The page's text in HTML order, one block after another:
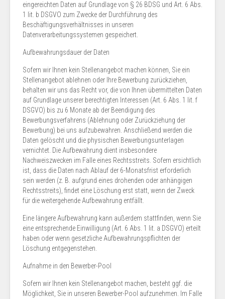
eingereichten Daten auf Grundlage von § 26 BDSG und Art. 6 Abs.
1 lit. b DSGVO zum Zwecke der Durchführung des
Beschäftigungsverhältnisses in unseren
Datenverarbeitungssystemen gespeichert.
Aufbewahrungsdauer der Daten
Sofern wir Ihnen kein Stellenangebot machen können, Sie ein
Stellenangebot ablehnen oder Ihre Bewerbung zurückziehen,
behalten wir uns das Recht vor, die von Ihnen übermittelten Daten
auf Grundlage unserer berechtigten Interessen (Art. 6 Abs. 1 lit. f
DSGVO) bis zu 6 Monate ab der Beendigung des
Bewerbungsverfahrens (Ablehnung oder Zurückziehung der
Bewerbung) bei uns aufzubewahren. Anschließend werden die
Daten gelöscht und die physischen Bewerbungsunterlagen
vernichtet. Die Aufbewahrung dient insbesondere
Nachweiszwecken im Falle eines Rechtsstreits. Sofern ersichtlich
ist, dass die Daten nach Ablauf der 6-Monatsfrist erforderlich
sein werden (z. B. aufgrund eines drohenden oder anhängigen
Rechtsstreits), findet eine Löschung erst statt, wenn der Zweck
für die weitergehende Aufbewahrung entfällt.
Eine längere Aufbewahrung kann außerdem stattfinden, wenn Sie
eine entsprechende Einwilligung (Art. 6 Abs. 1 lit. a DSGVO) erteilt
haben oder wenn gesetzliche Aufbewahrungspflichten der
Löschung entgegenstehen.
Aufnahme in den Bewerber-Pool
Sofern wir Ihnen kein Stellenangebot machen, besteht ggf. die
Möglichkeit, Sie in unseren Bewerber-Pool aufzunehmen. Im Falle